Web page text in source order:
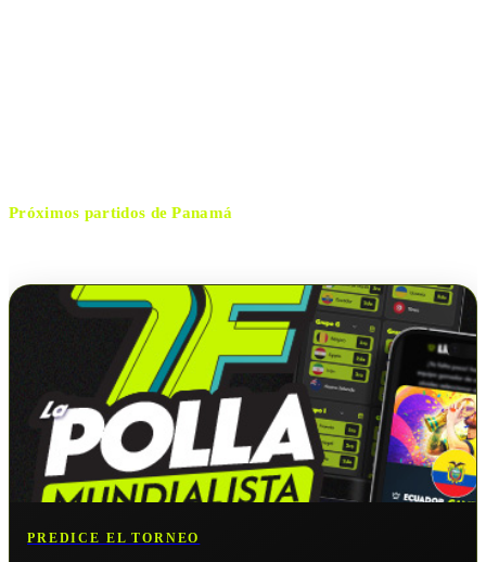
Próximos partidos dePanamá
PREDICE EL TORNEO